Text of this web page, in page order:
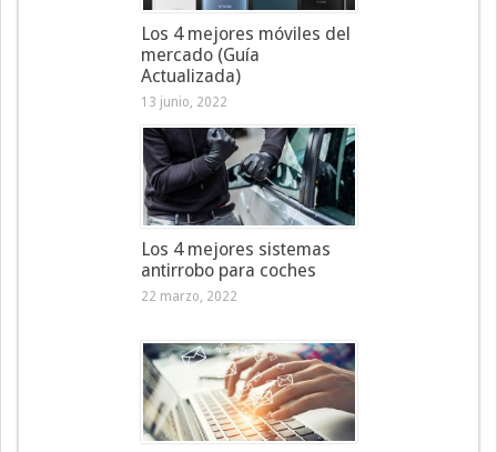
Los 4 mejores móviles del
mercado (Guía
Actualizada)
13 junio, 2022
Los 4 mejores sistemas
antirrobo para coches
22 marzo, 2022